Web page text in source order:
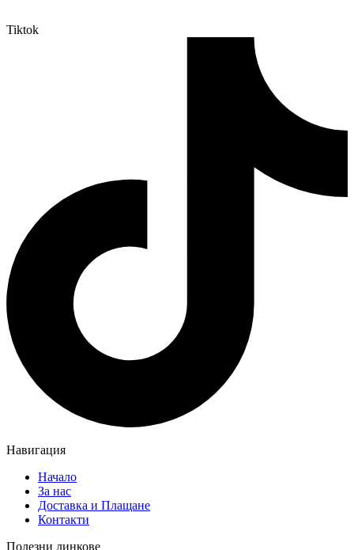
Tiktok
Навигация
Начало
За нас
Доставка и Плащане
Контакти
Полезни линкове